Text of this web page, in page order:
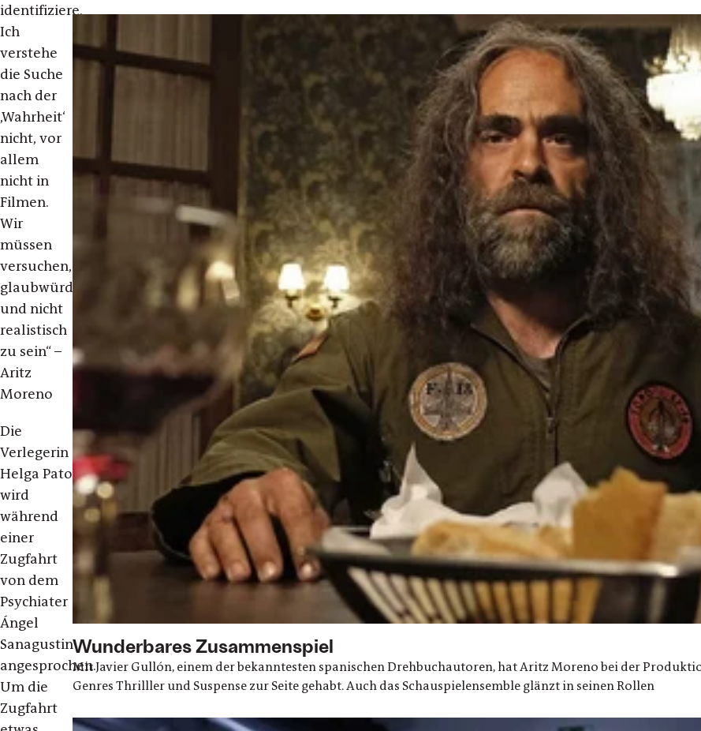
identifiziere.
Ich
verstehe
die Suche
nach der
‚Wahrheit‘
nicht, vor
allem
nicht in
Filmen.
Wir
müssen
versuchen,
glaubwürdig
und nicht
realistisch
zu sein“ –
Aritz
Moreno
Die
Verlegerin
Helga Pato
wird
während
einer
Zugfahrt
von dem
Psychiater
Ángel
Sanagustin
angesprochen.
Um die
Zugfahrt
Wunderbares Zusammenspiel
Mit Javier Gullón, einem der bekanntesten spanischen Drehbuchautoren, hat Aritz Moreno bei der
Genres Thrilller und Suspense zur Seite gehabt. Auch das Schauspielensemble glänzt in seinen Rollen